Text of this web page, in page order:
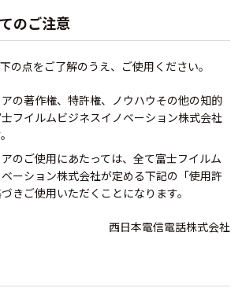
のご注意
の点をご了解のうえ、ご使用ください。
の著作権、特許権、ノウハウその他の知的
フイルムビジネスイノベーション株式会社
のご使用にあたっては、全て富士フイルム
ーション株式会社が定める下記の「使用許
きご使用いただくことになります。
西日本電信電話株式会社